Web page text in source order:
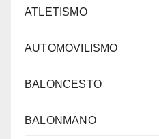
ATLETISMO
AUTOMOVILISMO
BALONCESTO
BALONMANO